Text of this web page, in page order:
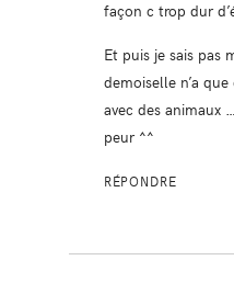
façon c trop dur
Et puis je sais pas
demoiselle n’a
avec des animaux
peur ^^
RÉPONDRE